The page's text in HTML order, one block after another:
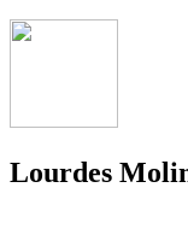
Lourdes